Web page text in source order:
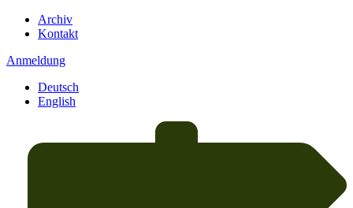
Archiv
Kontakt
Anmeldung
Deutsch
English